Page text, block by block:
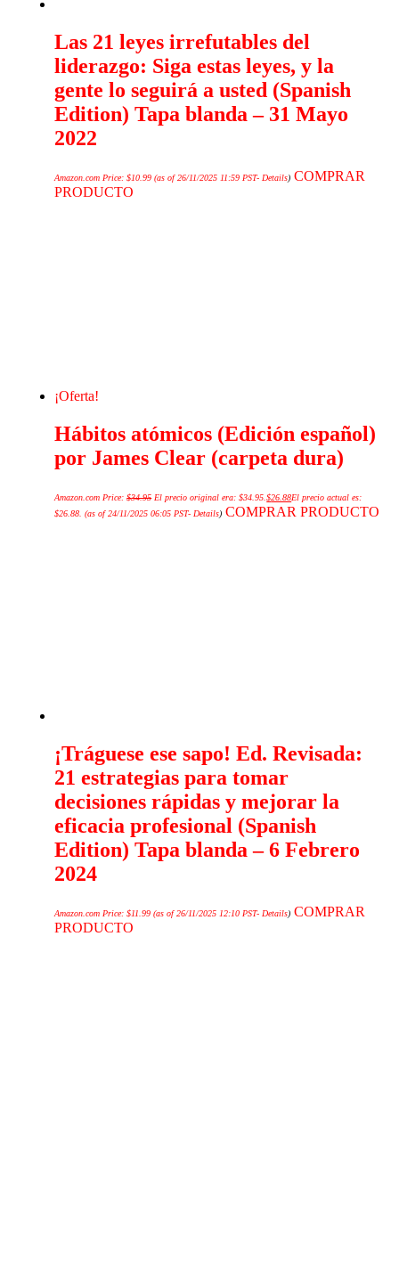
Las 21 leyes irrefutables del
liderazgo: Siga estas leyes, y la
gente lo seguirá a usted (Spanish
Edition) Tapa blanda – 31 Mayo
2022
Amazon.com Price:$10.99 (as of 26/11/2025 11:59 PST- Details) COMPRAR
PRODUCTO
¡Oferta!
Hábitos atómicos (Edición español)
por James Clear (carpeta dura)
Amazon.com Price:$34.95 El precio original era: $34.95.$26.88El precio actual es:
$26.88. (as of 24/11/2025 06:05 PST- Details) COMPRAR PRODUCTO
¡Tráguese ese sapo! Ed. Revisada:
21 estrategias para tomar
decisiones rápidas y mejorar la
eficacia profesional (Spanish
Edition) Tapa blanda – 6 Febrero
2024
Amazon.com Price:$11.99 (as of 26/11/2025 12:10 PST- Details) COMPRAR
PRODUCTO